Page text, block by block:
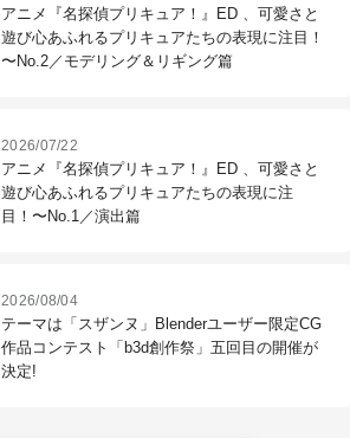
アニメ『名探偵プリキュア！』ED 、可愛さと
遊び心あふれるプリキュアたちの表現に注目！
〜No.2／モデリング＆リギング篇
2026/07/22
アニメ『名探偵プリキュア！』ED 、可愛さと
遊び心あふれるプリキュアたちの表現に注
目！〜No.1／演出篇
2026/08/04
テーマは「スザンヌ」Blenderユーザー限定CG
作品コンテスト「b3d創作祭」五回目の開催が
決定!